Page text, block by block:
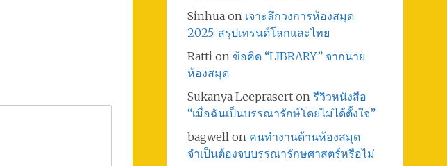
Sinhuaon เจาะลึกวงการห้องสมุด
2025: สรุปเทรนด์โลกและไทย
Rattion ข้อคิด “LIBRARY” จากนาย
ห้องสมุด
Sukanya Leepraserton รีวิวหนังสือ
“เมื่อฉันเป็นบรรณารักษ์โดยไม่ได้ตั้งใจ”
bagwellon คนทำงานด้านห้องสมุด
จำเป็นต้องจบบรรณารักษศาสตร์หรือไม่